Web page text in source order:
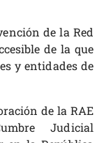
de la Red
de la que
y entidades de
de la RAE
Judicial